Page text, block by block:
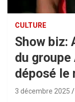
CULTURE
Show biz:
du
déposé le
3 décembre 2025